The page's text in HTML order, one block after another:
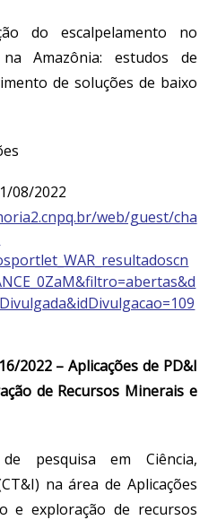
do escalpelamento no
Amazônia: estudos de
de soluções de baixo
08/2022
web/guest/cha
2022 – Aplicações de PD&I
de Recursos Minerais e
pesquisa em Ciência,
na área de Aplicações
e exploração de recursos